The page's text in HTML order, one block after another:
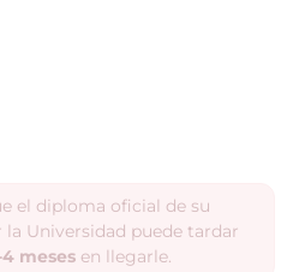
el diploma oficial de su
Universidad puede tardar
4 meses en llegarle.